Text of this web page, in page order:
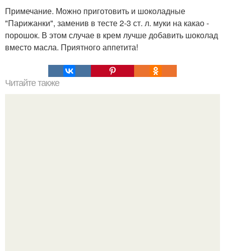
Примечание. Можно приготовить и шоколадные
"Парижанки", заменив в тесте 2-3 ст. л. муки на какао -
порошок. В этом случае в крем лучше добавить шоколад
вместо масла. Приятного аппетита!
Читайте также